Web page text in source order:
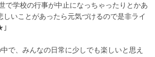
で学校の行事が中止になっちゃったりとかあ
しいことがあったら元気づけるので是非ライ
｣
中で、みんなの日常に少しでも楽しいと思え